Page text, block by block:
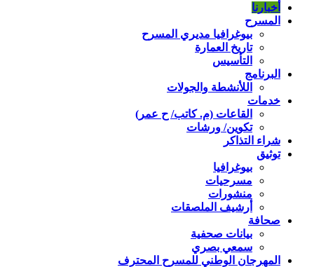
أخبارنا
المسرح
بيوغرافيا مديري المسرح
تاريخ العمارة
التأسيس
البرنامج
اللأنشطة والجولات
خدمات
القاعات (م. كاتب/ ح عمر)
تكوين/ ورشات
شراء التذاكر
توثيق
بيوغرافيا
مسرحيات
منشورات
أرشيف الملصقات
صحافة
بيانات صحفية
سمعي بصري
المهرجان الوطني للمسرح المحترف